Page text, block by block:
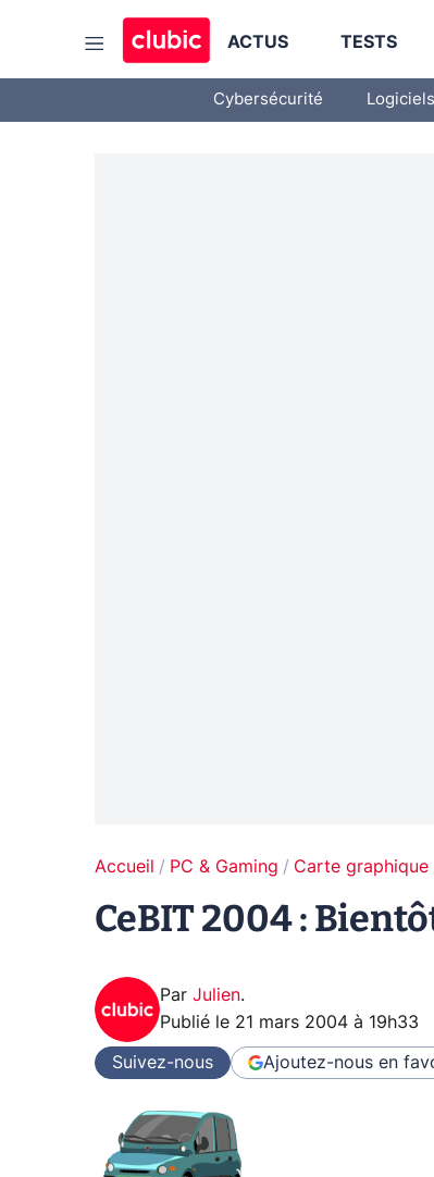
ACTUS TESTS
Cybersécurité
Accueil PC & Gaming Carte graphique
CeBIT 2004 :
Par Julien.
Publié le 21 mars 2004 à 19h33
Suivez-nous Ajoutez-nous en